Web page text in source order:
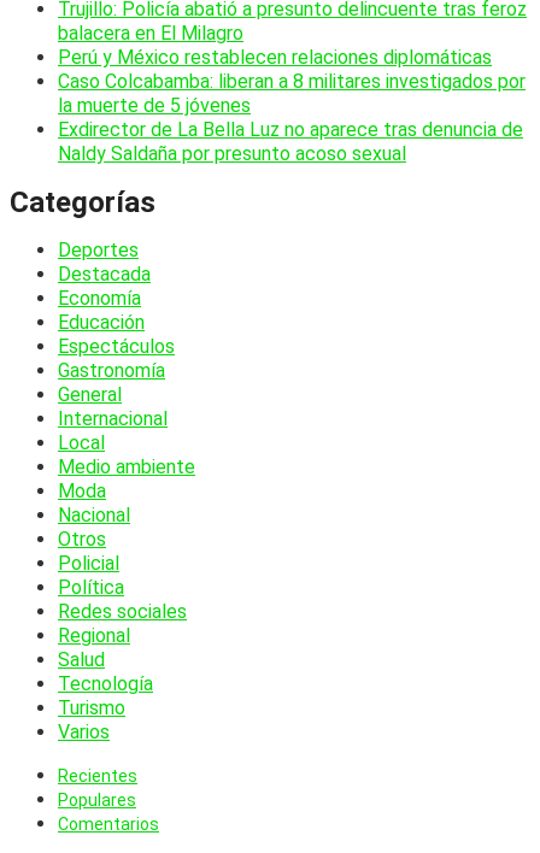
Trujillo: Policía abatió a presunto delincuente tras feroz
balacera en El Milagro
Perú y México restablecen relaciones diplomáticas
Caso Colcabamba: liberan a 8 militares investigados por
la muerte de 5 jóvenes
Exdirector de La Bella Luz no aparece tras denuncia de
Naldy Saldaña por presunto acoso sexual
Categorías
Deportes
Destacada
Economía
Educación
Espectáculos
Gastronomía
General
Internacional
Local
Medio ambiente
Moda
Nacional
Otros
Policial
Política
Redes sociales
Regional
Salud
Tecnología
Turismo
Varios
Recientes
Populares
Comentarios